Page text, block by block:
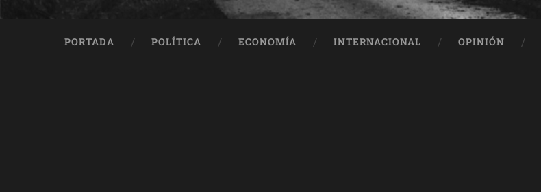
PORTADA POLÍTICA ECONOMÍA INTERNACIONAL OPINIÓN